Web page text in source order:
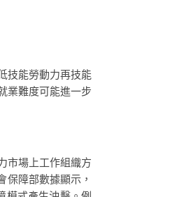
技能勞動力再技能
業難度可能進一步
市場上工作組織方
保障部數據顯示，